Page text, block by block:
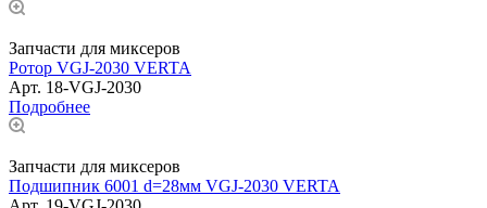
Запчасти для миксеров
Ротор VGJ-2030 VERTA
Арт. 18-VGJ-2030
Подробнее
Запчасти для миксеров
Подшипник 6001 d=28мм VGJ-2030 VERTA